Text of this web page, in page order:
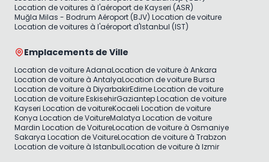
Location de voitures à l'aéroport de Kayseri (ASR)
Muğla Milas - Bodrum Aéroport (BJV) Location de voiture
Location de voitures à l'aéroport d'Istanbul (IST)
Emplacements de Ville
Location de voiture AdanaLocation de voiture à Ankara
Location de voiture à AntalyaLocation de voiture Bursa
Location de voiture à DiyarbakirEdirne Location de voiture
Location de voiture EskisehirGaziantep Location de voiture
Kayseri Location de voitureKocaeli Location de voiture
Konya Location de VoitureMalatya Location de voiture
Mardin Location de VoitureLocation de voiture à Osmaniye
Sakarya Location de VoitureLocation de voiture à Trabzon
Location de voiture à IstanbulLocation de voiture à Izmir